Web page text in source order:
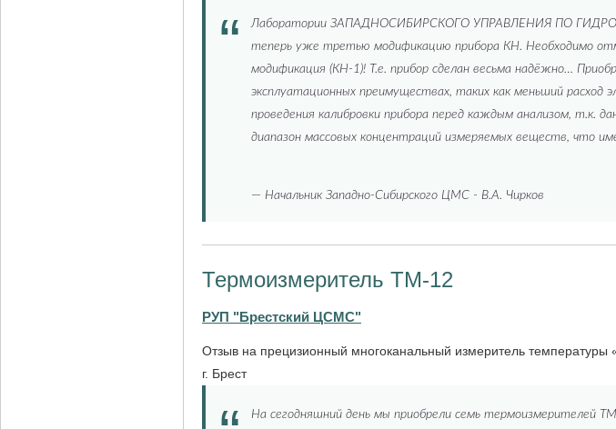
Лаборатории ЗАПАДНОСИБИРСКОГО УПРАВЛЕНИЯ ПО
теперь уже третью модификацию прибора КН. Необходимо
модификация (КН-1)! Т.е. прибор сделан весьма надёжно…
эксплуатационных преимуществах, таких как меньший расход
проведения калибровки прибора перед каждым анализом, т.к.
диапазон массовых концентраций измеряемых веществ, что
— Начальник Западно-Сибирского ЦМС - В.А. Чирков
Термоизмеритель ТМ-12
РУП "Брестский ЦСМС"
Отзыв на прецизионный многоканальный измеритель
г. Брест
На сегодняшний день мы приобрели семь термоизмерителей